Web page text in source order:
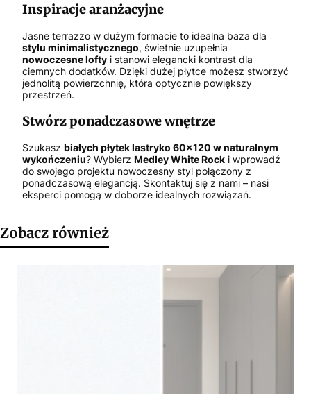
Inspiracje aranżacyjne
Jasne terrazzo w dużym formacie to idealna baza dla
stylu minimalistycznego, świetnie uzupełnia
nowoczesne lofty i stanowi elegancki kontrast dla
ciemnych dodatków. Dzięki dużej płytce możesz stworzyć
jednolitą powierzchnię, która optycznie powiększy
przestrzeń.
Stwórz ponadczasowe wnętrze
Szukasz białych płytek lastryko 60x120 w naturalnym
wykończeniu? Wybierz Medley White Rock i wprowadź
do swojego projektu nowoczesny styl połączony z
ponadczasową elegancją. Skontaktuj się z nami – nasi
eksperci pomogą w doborze idealnych rozwiązań.
Zobacz również